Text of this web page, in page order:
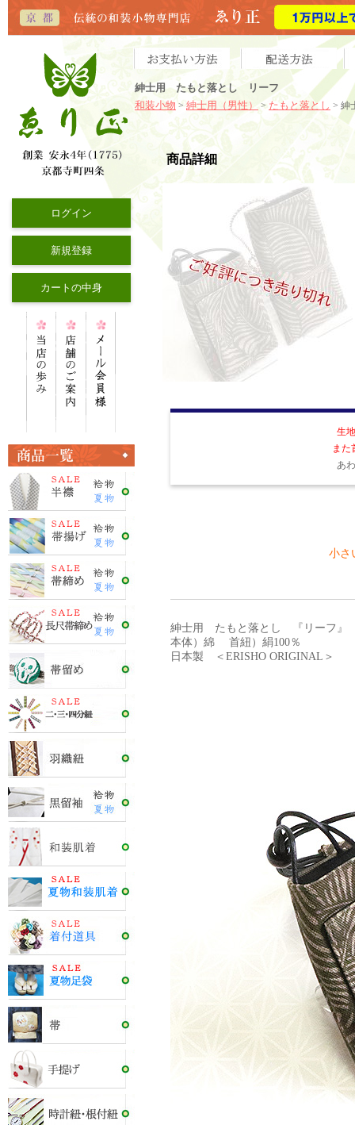
紳士用 たもと落とし リーフ
和装小物 > 紳士用（男性） > たもと落とし > 紳
ログイン
新規登録
カートの中身
商品詳細
生
また
あ
小さ
紳士用 たもと落とし 『リーフ』
本体）綿 首紐）絹100％
日本製 ＜ERISHO ORIGINAL＞